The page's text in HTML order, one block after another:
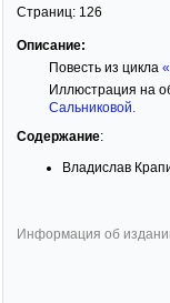
Страниц: 126
Описание:
Повесть из цикла
Иллюстрация на
Сальниковой
Содержание:
Владислав
Информация об